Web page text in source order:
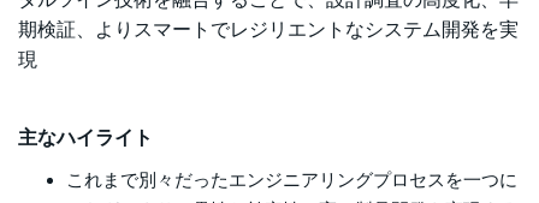
期検証、よりスマートでレジリエントなシステム開発を実
現
主なハイライト
これまで別々だったエンジニアリングプロセスを一つに